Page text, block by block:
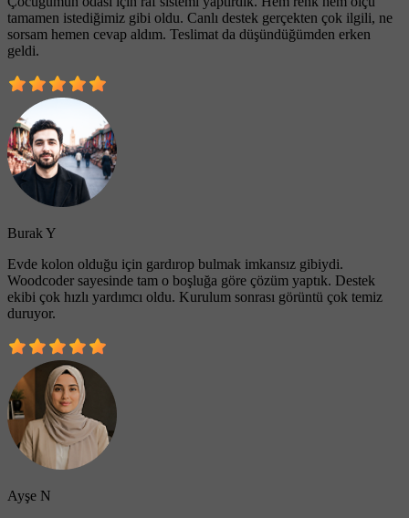
tamamen istediğimiz gibi oldu. Canlı destek gerçekten çok ilgili, ne
sorsam hemen cevap aldım. Teslimat da düşündüğümden erken
geldi.
Burak Y
Evde kolon olduğu için gardırop bulmak imkansız gibiydi.
Woodcoder sayesinde tam o boşluğa göre çözüm yaptık. Destek
ekibi çok hızlı yardımcı oldu. Kurulum sonrası görüntü çok temiz
duruyor.
Ayşe N